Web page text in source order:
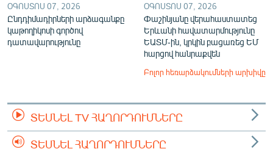
ՕԳՈՍՏՈՍ 07, 2026
Ընդդիմադիրների արձագանքը
կաթողիկոսի գործով
դատավարությունը
ՕԳՈՍՏՈՍ 07, 2026
Փաշինյանը վերահաստատեց
Երևանի հավատարմությունը
ԵԱՏՄ-ին, կրկին բացառեց ԵՄ
հարցով հանրաքվեն
Բոլոր հեռարձակումների արխիվը
ՏԵՍՆԵԼ TV ՀԱՂՈՐԴՈՒՄՆԵՐԸ
ՏԵՍՆԵԼ ՀԱՂՈՐԴՈՒՄՆԵՐԸ